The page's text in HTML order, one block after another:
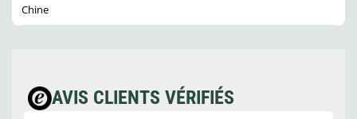
Chine
AVIS CLIENTS VÉRIFIÉS